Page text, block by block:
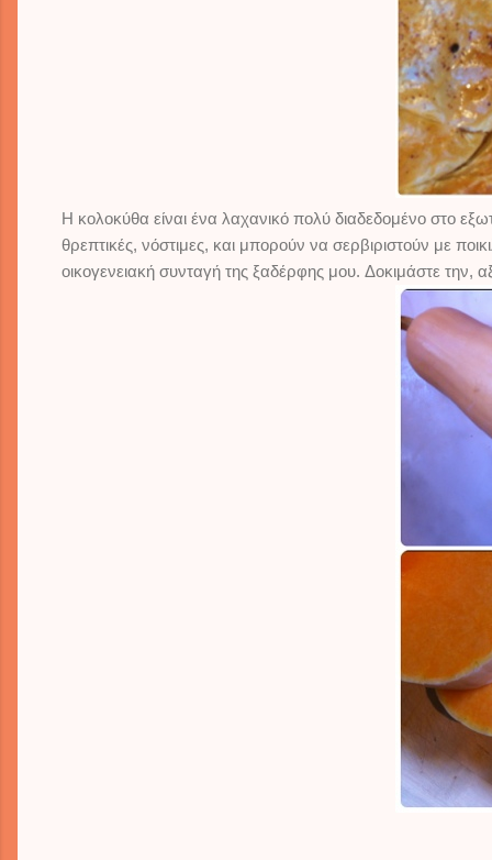
Η κολοκύθα είναι ένα λαχανικό πολύ διαδεδομένο στο
θρεπτικές, νόστιμες, και μπορούν να σερβιριστούν με
οικογενειακή συνταγή της ξαδέρφης μου. Δοκιμάστε την,